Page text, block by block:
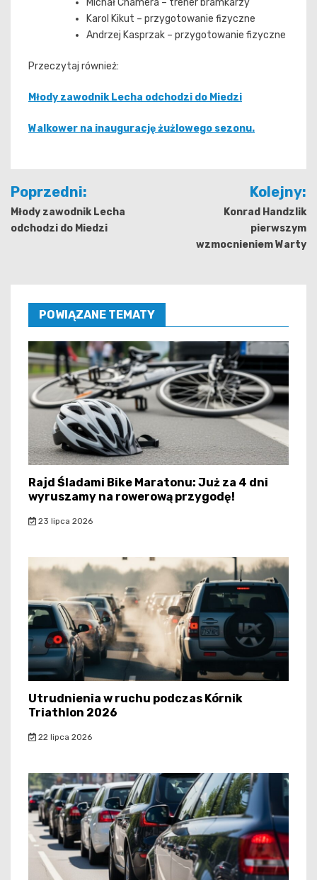
Michał Chamera – trener bramkarzy
Karol Kikut – przygotowanie fizyczne
Andrzej Kasprzak – przygotowanie fizyczne
Przeczytaj również:
Młody zawodnik Lecha odchodzi do Miedzi
Walkower na inaugurację żużlowego sezonu.
Nawigacja
wpisu
Poprzedni:
Młody zawodnik Lecha
odchodzi do Miedzi
Kolejny:
Konrad Handzlik
pierwszym
wzmocnieniem Warty
POWIĄZANE TEMATY
Rajd Śladami Bike Maratonu: Już za 4 dni
wyruszamy na rowerową przygodę!
23 lipca 2026
Utrudnienia w ruchu podczas Kórnik
Triathlon 2026
22 lipca 2026